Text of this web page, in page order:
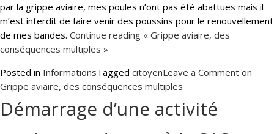
par la grippe aviaire, mes poules n’ont pas été abattues mais il
m’est interdit de faire venir des poussins pour le renouvellement
de mes bandes. Continue reading « Grippe aviaire, des
conséquences multiples »
Posted in InformationsTagged citoyenLeave a Comment on
Grippe aviaire, des conséquences multiples
Démarrage d’une activité